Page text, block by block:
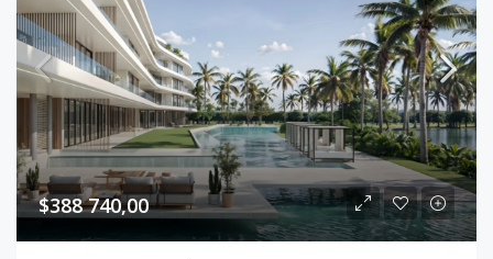
$388 740,00